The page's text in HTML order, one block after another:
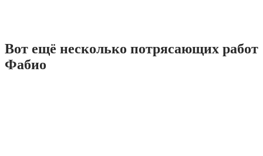
Вот ещё несколько потрясающих работ
Фабио